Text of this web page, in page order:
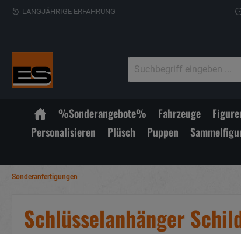
LANGJÄHRIGE ERFAHRUNG
%Sonderangebote% Fahrzeuge
Personalisieren
Plüsch Puppen
Sonderanfertigungen
Schlüsselanhänger